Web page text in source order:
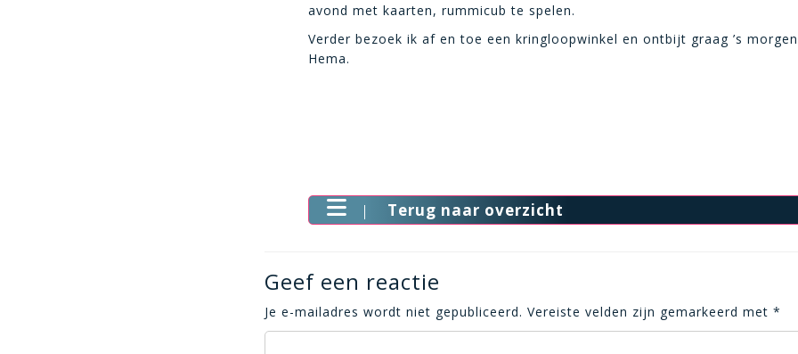
avond met kaarten, rummicub te spelen.
Verder bezoek ik af en toe een kringloopwinkel en ontbijt graag ’s
Hema.
Terug naar overzicht
Geef een reactie
Je e-mailadres wordt niet gepubliceerd. Vereiste velden zijn gemarkeerd met *